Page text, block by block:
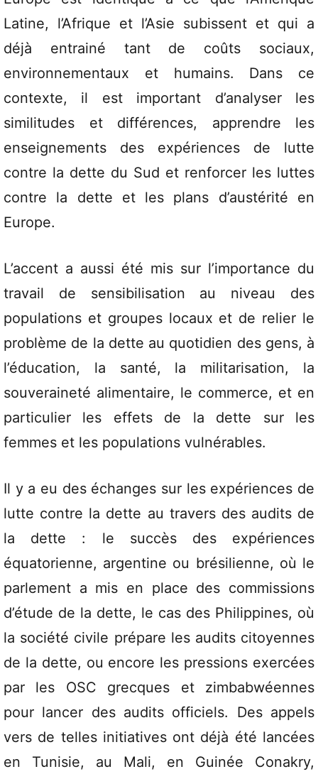
Latine, l’Afrique et l’Asie subissent et qui a
déjà entrainé tant de coûts sociaux,
environnementaux et humains. Dans ce
contexte, il est important d’analyser les
similitudes et différences, apprendre les
enseignements des expériences de lutte
contre la dette du Sud et renforcer les luttes
contre la dette et les plans d’austérité en
Europe.
L’accent a aussi été mis sur l’importance du
travail de sensibilisation au niveau des
populations et groupes locaux et de relier le
problème de la dette au quotidien des gens, à
l’éducation, la santé, la militarisation, la
souveraineté alimentaire, le commerce, et en
particulier les effets de la dette sur les
femmes et les populations vulnérables.
Il y a eu des échanges sur les expériences de
lutte contre la dette au travers des audits de
la dette : le succès des expériences
équatorienne, argentine ou brésilienne, où le
parlement a mis en place des commissions
d’étude de la dette, le cas des Philippines, où
la société civile prépare les audits citoyennes
de la dette, ou encore les pressions exercées
par les OSC grecques et zimbabwéennes
pour lancer des audits officiels. Des appels
vers de telles initiatives ont déjà été lancées
en Tunisie, au Mali, en Guinée Conakry,